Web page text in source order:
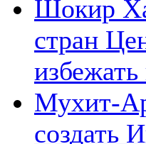
Шокир
стран
Мухит-
создать